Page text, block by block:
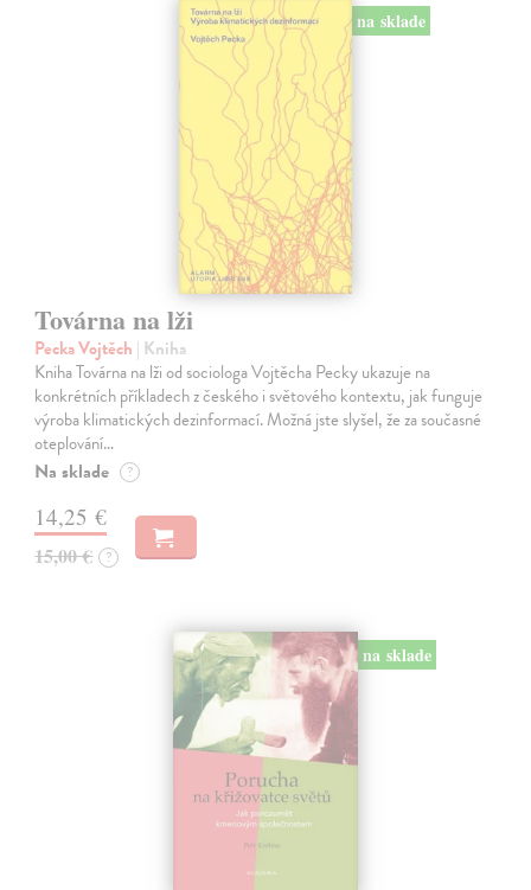
na sklade
Továrna na lži
Pecka Vojtěch | Kniha
Kniha Továrna na lži od sociologa Vojtěcha Pecky ukazuje na
konkrétních příkladech z českého i světového kontextu, jak funguje
výroba klimatických dezinformací. Možná jste slyšel, že za současné
oteplování…
Na sklade ?
14,25 €
15,00 € ?
na sklade